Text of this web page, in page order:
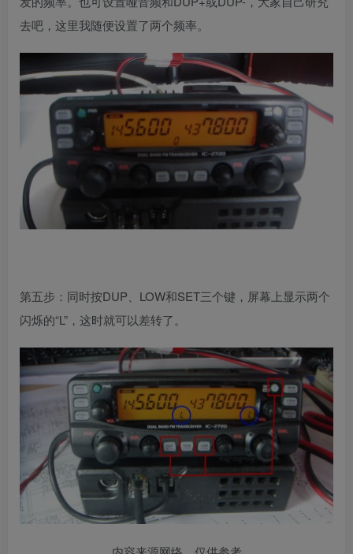
去吧，这里我随便设置了两个频率。
第五步：同时按DUP、LOW和SET三个键，屏幕上显示两个
闪烁的“L”，这时就可以差转了。